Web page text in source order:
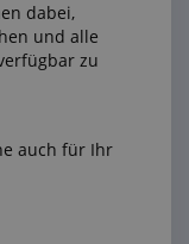
dabei,
und alle
zu
auch für Ihr